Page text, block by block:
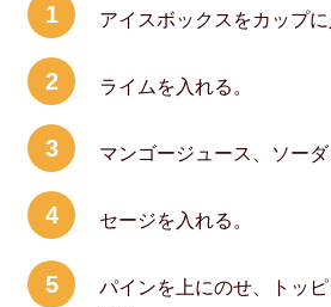
1 アイスボックスをカップに
2 ライムを入れる。
3 マンゴージュース、ソーダ
4 セージを入れる。
5
パインを上にのせ、トッ